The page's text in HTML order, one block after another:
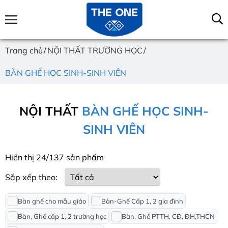
Trang chủ NỘI THẤT TRƯỜNG HỌC
BÀN GHẾ HỌC SINH-SINH VIÊN
NỘI THẤT BÀN GHẾ HỌC SINH-
SINH VIÊN
Hiển thị 24/137 sản phẩm
Sắp xếp theo:
Bàn ghế cho mẫu giáo
Bàn-Ghế Cấp 1, 2 gia đình
Bàn, Ghế cấp 1, 2 trường học
Bàn, Ghế PTTH, CĐ, ĐH,THCN